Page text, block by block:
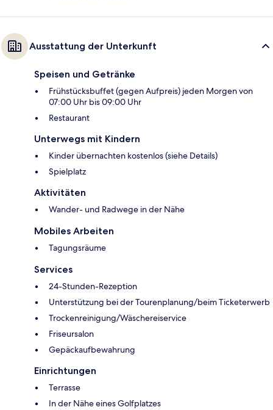
Ausstattung der Unterkunft
Speisen und Getränke
Frühstücksbuffet (gegen Aufpreis) jeden Morgen von
07:00 Uhr bis 09:00 Uhr
Restaurant
Unterwegs mit Kindern
Kinder übernachten kostenlos (siehe Details)
Spielplatz
Aktivitäten
Wander- und Radwege in der Nähe
Mobiles Arbeiten
Tagungsräume
Services
24-Stunden-Rezeption
Unterstützung bei der Tourenplanung/beim Ticketerwerb
Trockenreinigung/Wäschereiservice
Friseursalon
Gepäckaufbewahrung
Einrichtungen
Terrasse
In der Nähe eines Golfplatzes